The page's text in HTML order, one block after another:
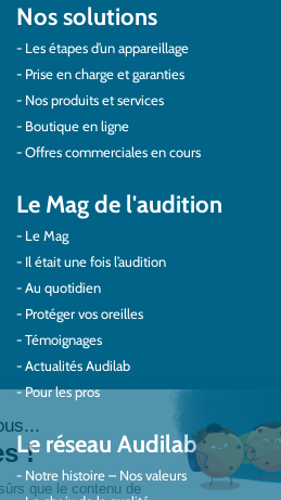
Nos solutions
Les étapes d’un appareillage
Prise en charge et garanties
Nos produits et services
Boutique en ligne
Offres commerciales en cours
Le Mag de l'audition
Le Mag
Il était une fois l’audition
Au quotidien
Protéger vos oreilles
Témoignages
Actualités Audilab
Pour les pros
Le réseau Audilab
Notre histoire – Nos valeurs